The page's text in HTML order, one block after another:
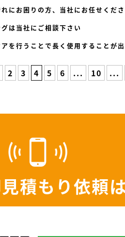
にお困りの方、当社にお任せくだ
は当社にご相談下さい
を行うことで長く使用することが
2 3 4 5 6 ... 10 ...
積もり依頼